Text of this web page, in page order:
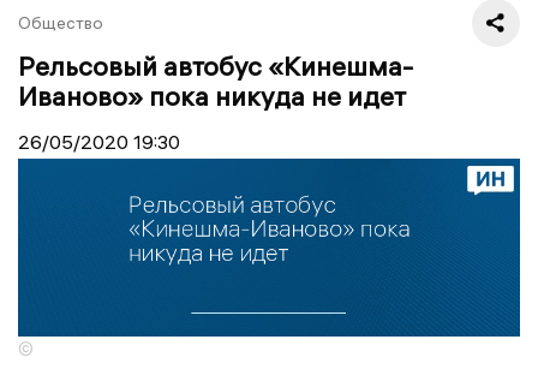
Общество
Рельсовый автобус «Кинешма-
Иваново» пока никуда не идет
26/05/2020 19:30
©